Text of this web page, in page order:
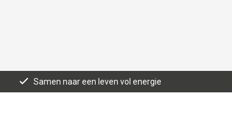
Samen naar een leven vol energie